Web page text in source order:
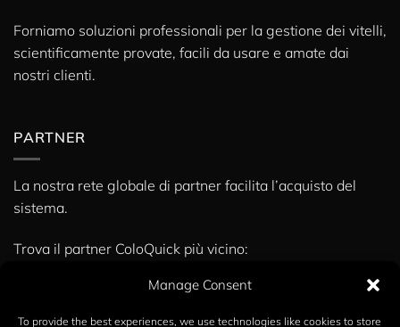
Manage Consent
To provide the best experiences, we use technologies like cookies to store
Forniamo soluzioni professionali per la gestione dei vitelli,
scientificamente provate, facili da usare e amate dai
nostri clienti.
PARTNER
La nostra rete globale di partner facilita l’acquisto del
sistema.
Trova il partner ColoQuick più vicino: